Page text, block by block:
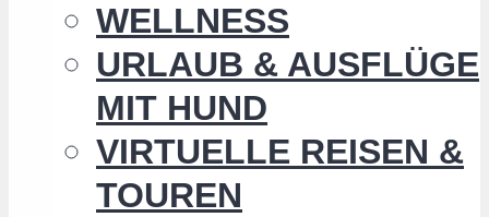
WELLNESS
URLAUB & AUSFLÜGE
MIT HUND
VIRTUELLE REISEN &
TOUREN